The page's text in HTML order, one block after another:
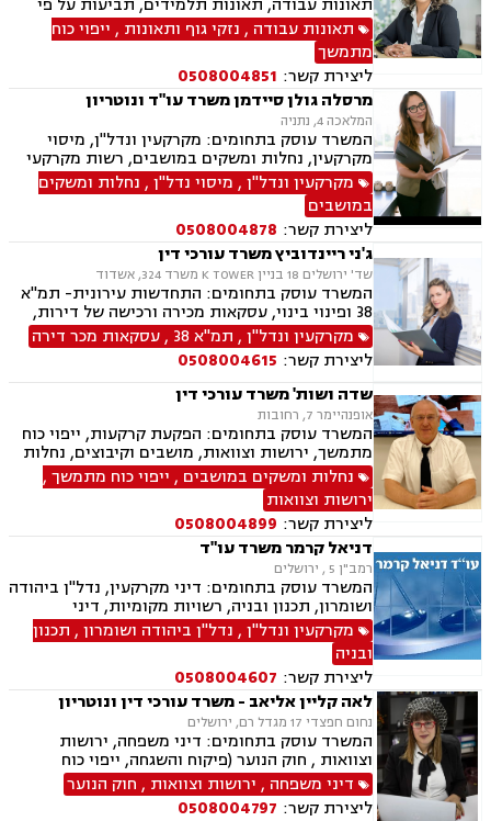
פוליסה, תאונות מדרכה, רשלנות רפואית, רשלנות
רפואית בניתוחי פלסטיקה, אי גילוי/אבחנה שגויה,
דיני מקרקעין, הסכמי שכירות, עסקאות מכר דירה,
ירושות וצוואות, ייצוג משפטי בהתנגדויות לצוואה,
הוצאת צו ירושה, ייפוי כוח מתמשך, נוטריון
תאונות עבודה , נזקי גוף ותאונות , ייפוי כוח
מתמשך
ליצירת קשר: 0508004851
מרסלה גולן סיידמן משרד עו"ד ונוטריון
המלאכה 4, נתניה
המשרד עוסק בתחומים: מקרקעין ונדל"ן, מיסוי
מקרקעין, נחלות ומשקים במושבים, רשות מקרקעי
ישראל, בתים משותפים, נדל"ן ביהודה ושומרון, פינוי
בינוי, עסקאות מכר דירה, ירושות וצוואות, ייפוי כוח
מתמשך, נוטריון ספרדי, אנגלית ופורטוגזית.
מקרקעין ונדל"ן, מיסוי נדל"ן, נחלות ומשקים
במושבים
ליצירת קשר: 0508004878
ג'ני ריינדוביץ משרד עורכי דין
שד' ירושלים 18 בניין K TOWER משרד 324, אשדוד
המשרד עוסק בתחומים: התחדשות עירונית- תמ"א
38 ופינוי בינוי, עסקאות מכירה ורכישה של דירות,
קרקעות ומגרשים לבניה, רישום זכויות בטאבו, נדל"ן
מסחרי, עסקאות מניבות, ניהול נכסים, דיור ציבורי,
הסכמי שכירות, פינוי מושכר, הקמת חברות, הסכמים
מסחריים, בניית אסטרטגיה משפטית עסקית, ליווי
עסקי, הבראת חברה, פירוק חברה.
מקרקעין ונדל"ן, תמ"א 38 ,עסקאות מכר דירה
ליצירת קשר: 0508004615
שדה ושות' משרד עורכי דין
אופנהיימר 7, רחובות
המשרד עוסק בתחומים: הפקעת קרקעות, ייפוי כוח
מתמשך, ירושות וצוואות, מושבים וקיבוצים, נחלות
ומשקים במושבים, אגודות שיתופיות, רשות מקרקעי
ישראל, תכנון ובניה, עסקאות מכר דירה, ייצוג עסקים
ובעלי עסקים בגביית חובות בבתי משפט והוצאה
לפועל, ליטיגציה מסחרית
נחלות ומשקים במושבים , ייפוי כוח מתמשך,
ירושות וצוואות
ליצירת קשר: 0508004899
דניאל קרמר משרד עו"ד
רמב"ן 5 , ירושלים
המשרד עוסק בתחומים: דיני מקרקעין, נדל"ן ביהודה
ושומרון, תכנון ובניה, רשויות מקומיות, דיני
תאגידים ופלילי
מקרקעין ונדל"ן, נדל"ן ביהודה ושומרון, תכנון
ובניה
ליצירת קשר: 0508004607
לאה קליין אליאב - משרד עורכי דין ונוטריון
נחום חפצדי 17 מגדל רם, ירושלים
המשרד עוסק בתחומים: דיני משפחה, ירושות
וצוואות , חוק הנוער (פיקוח והשגחה, ייפוי כוח
מתמשך ונוטריון.
דיני משפחה , ירושות וצוואות , חוק הנוער
ליצירת קשר: 0508004797